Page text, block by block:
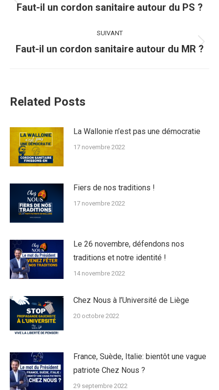
article
Article
:
Faut-il un cordon sanitaire autour du PS ?
SUIVANT
Article
Faut-il un cordon sanitaire autour du MR ?
Related Posts
La Wallonie n’est pas une démocratie
17 novembre 2022
Fiers de nos traditions !
17 novembre 2022
Le 26 novembre, défendons nos
traditions et notre identité !
14 novembre 2022
Chez Nous à l’Université de Liège
20 octobre 2022
France, Suède, Italie: bientôt une vague
patriote Chez Nous ?
29 septembre 2022